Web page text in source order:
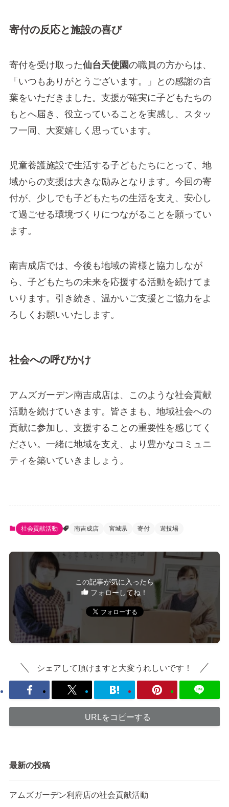
寄付の反応と施設の喜び
寄付を受け取った仙台天使園の職員の方からは、
「いつもありがとうございます。」との感謝の言
葉をいただきました。支援が確実に子どもたちの
もとへ届き、役立っていることを実感し、スタッ
フ一同、大変嬉しく思っています。
児童養護施設で生活する子どもたちにとって、地
域からの支援は大きな励みとなります。今回の寄
付が、少しでも子どもたちの生活を支え、安心し
て過ごせる環境づくりにつながることを願ってい
ます。
南吉成店では、今後も地域の皆様と協力しなが
ら、子どもたちの未来を応援する活動を続けてま
いります。引き続き、温かいご支援とご協力をよ
ろしくお願いいたします。
社会への呼びかけ
アムズガーデン南吉成店は、このような社会貢献
活動を続けていきます。皆さまも、地域社会への
貢献に参加し、支援することの重要性を感じてく
ださい。一緒に地域を支え、より豊かなコミュニ
ティを築いていきましょう。
社会貢献活動 南吉成店 宮城県 寄付 遊技場
この記事が気に入ったら
フォローしてね！
シェアして頂けますと大変うれしいです！
URLをコピーする
最新の投稿
アムズガーデン利府店の社会貢献活動